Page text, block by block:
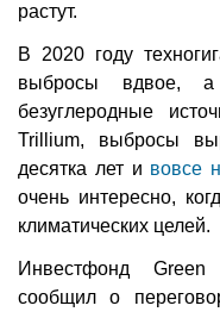
растут.
В 2020 году
выбросы вдвое,
безуглеродные
Trillium, выбросы
десятка лет и вовсе
очень интересно,
климатических целей.
Инвестфонд
сообщил о